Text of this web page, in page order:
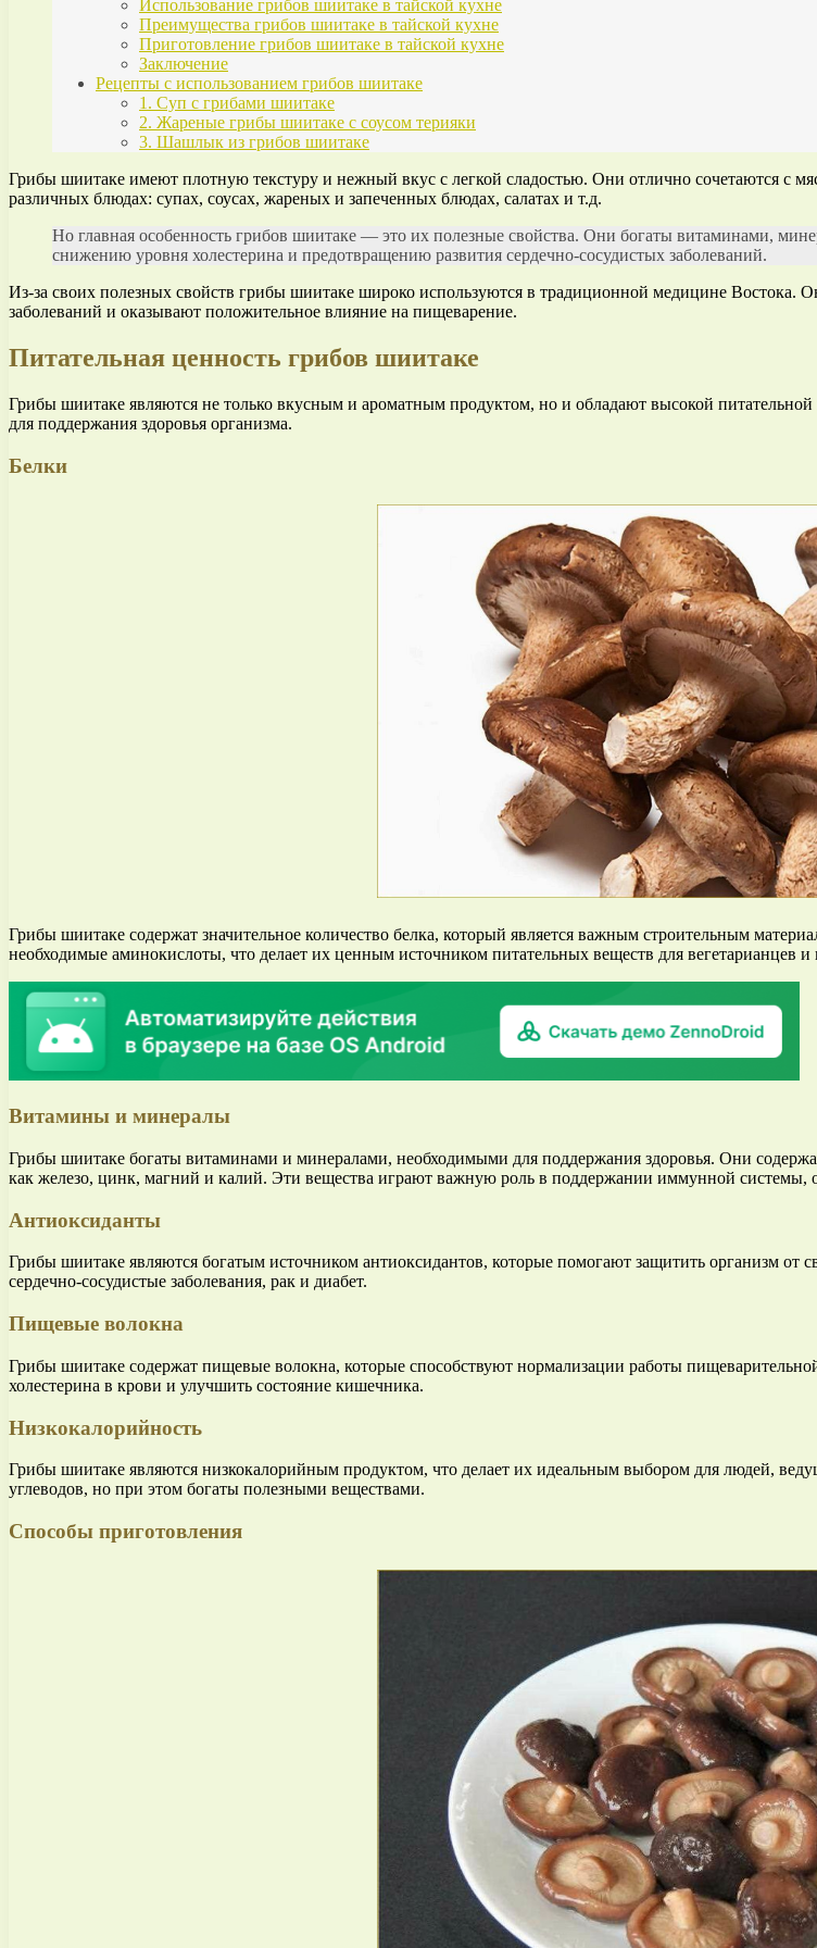
Использование грибов шиитаке в тайской кухне
Преимущества грибов шиитаке в тайской кухне
Приготовление грибов шиитаке в тайской кухне
Заключение
Рецепты с использованием грибов шиитаке
1. Суп с грибами шиитаке
2. Жареные грибы шиитаке с соусом терияки
3. Шашлык из грибов шиитаке
Грибы шиитаке имеют плотную текстуру и нежный вкус с легкой сладостью. Они отлично сочетаются с
различных блюдах: супах, соусах, жареных и запеченных блюдах, салатах и т.д.
Но главная особенность грибов шиитаке — это их полезные свойства. Они богаты витаминами,
снижению уровня холестерина и предотвращению развития сердечно-сосудистых заболеваний.
Из-за своих полезных свойств грибы шиитаке широко используются в традиционной медицине Востока.
заболеваний и оказывают положительное влияние на пищеварение.
Питательная ценность грибов шиитаке
Грибы шиитаке являются не только вкусным и ароматным продуктом, но и обладают высокой
для поддержания здоровья организма.
Белки
Грибы шиитаке содержат значительное количество белка, который является важным строительным
необходимые аминокислоты, что делает их ценным источником питательных веществ для вегетарианцев и
Витамины и минералы
Грибы шиитаке богаты витаминами и минералами, необходимыми для поддержания здоровья. Они
как железо, цинк, магний и калий. Эти вещества играют важную роль в поддержании иммунной системы,
Антиоксиданты
Грибы шиитаке являются богатым источником антиоксидантов, которые помогают защитить организм от
сердечно-сосудистые заболевания, рак и диабет.
Пищевые волокна
Грибы шиитаке содержат пищевые волокна, которые способствуют нормализации работы
холестерина в крови и улучшить состояние кишечника.
Низкокалорийность
Грибы шиитаке являются низкокалорийным продуктом, что делает их идеальным выбором для людей,
углеводов, но при этом богаты полезными веществами.
Способы приготовления